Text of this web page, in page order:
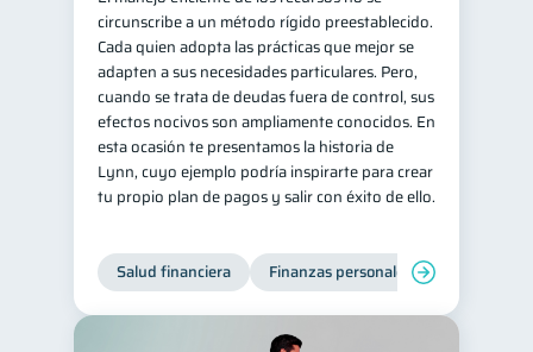
Retiro Doble sueldo
Gasto responsable 1
información financiera
circunscribe a un método rígido preestablecido.
Cada quien adopta las prácticas que mejor se
adapten a sus necesidades particulares. Pero,
cuando se trata de deudas fuera de control, sus
efectos nocivos son ampliamente conocidos. En
esta ocasión te presentamos la historia de
Lynn, cuyo ejemplo podría inspirarte para crear
tu propio plan de pagos y salir con éxito de ello.
Salud financiera Finanzas personales